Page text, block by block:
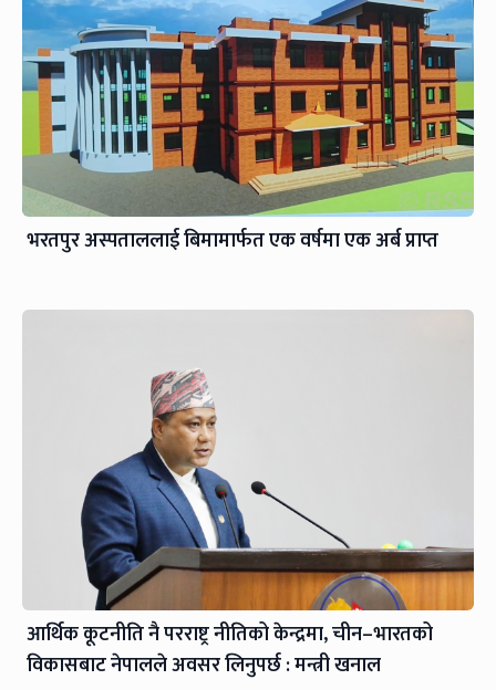
भरतपुर अस्पताललाई बिमामार्फत एक वर्षमा एक अर्ब प्राप्त
आर्थिक कूटनीति नै परराष्ट्र नीतिको केन्द्रमा, चीन–भारतको
विकासबाट नेपालले अवसर लिनुपर्छ : मन्त्री खनाल